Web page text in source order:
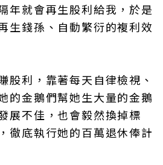
年就會再生股利給我，於是
生錢孫、自動繁衍的複利效
股利，靠著每天自律檢視、
的金鵝們幫她生大量的金鵝
展不佳，也會毅然換掉標
徹底執行她的百萬退休俸計